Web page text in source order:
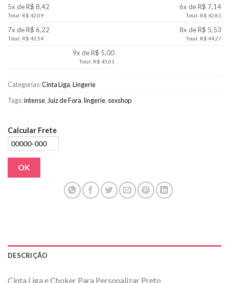
5x de R$ 8,42
Total: R$ 42,09
6x de R$ 7,14
Total: R$ 42,81
7x de R$ 6,22
Total: R$ 43,54
8x de R$ 5,53
Total: R$ 44,27
9x de R$ 5,00
Total: R$ 45,01
Categorias:Cinta Liga,Lingerie
Tags:intense, Juiz de Fora,lingerie, sexshop
Calcular Frete
OK
DESCRIÇÃO
Cinta Liga e Choker Para Personalizar Preto